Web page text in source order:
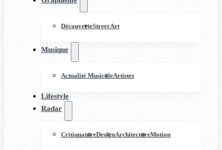
DécouverteStreet Art
Musique
Actualité MusicaleArtistes
Lifestyle
Radar
CritiquatureDesignArchitectureMotion